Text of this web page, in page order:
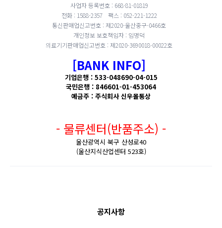
사업자 등록번호 : 668-81-01819
전화 : 1588-2357
팩스 : 052-221-1222
통신판매업신고번호 : 제2020-울산중구-0466호
개인정보 보호책임자 : 임명덕
의료기기판매업신고번호 : 제2020-3690018-00022호
[BANK INFO]
기업은행 : 533-048690-04-015
국민은행 : 846601-01-453064
예금주 : 주식회사 신우몰통상
- 물류센터(반품주소) -
울산광역시 북구 산성로40
(울산지식산업센터 523호)
공지사항